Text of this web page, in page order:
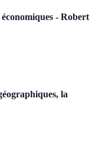
- Robert
la